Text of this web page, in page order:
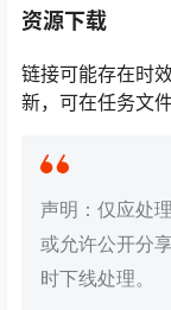
资源下载
链接可能存在时
新，可在任务文
声明：仅应处
或允许公开分
时下线处理。